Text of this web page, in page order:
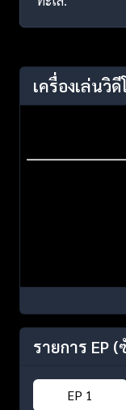
เครื่องเล่นวิดี
รายการ EP (
EP 1